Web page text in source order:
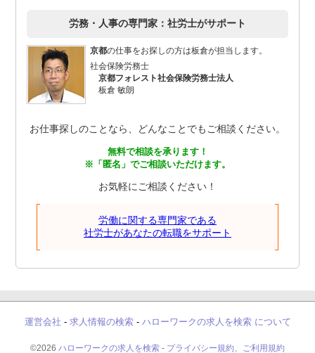
労務・人事の専門家：社労士がサポート
京都の仕事をお探しの方は板倉が担当します。
社会保険労務士
京都フォレスト社会保険労務士法人
板倉 敏朗
お仕事探しのことなら、どんなことでもご相談ください。
無料で相談を承ります！
※「匿名」でご相談いただけます。
お気軽にご相談ください！
労働に関する専門家である
社労士があなたの転職をサポート
運営会社 - 求人情報の検索- ハローワークの求人を検索 について
©2026 ハローワークの求人を検索 - プライバシー規約、ご利用規約